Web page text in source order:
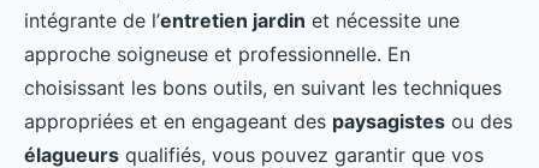
intégrante de l’entretien jardin et nécessite une
approche soigneuse et professionnelle. En
choisissant les bons outils, en suivant les techniques
appropriées et en engageant des paysagistes ou des
élagueurs qualifiés, vous pouvez garantir que vos